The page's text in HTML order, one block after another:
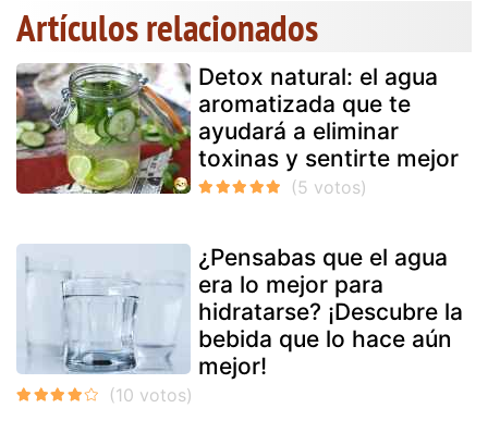
Artículos relacionados
Detox natural: el agua
aromatizada que te
ayudará a eliminar
toxinas y sentirte mejor
¿Pensabas que el agua
era lo mejor para
hidratarse? ¡Descubre la
bebida que lo hace aún
mejor!